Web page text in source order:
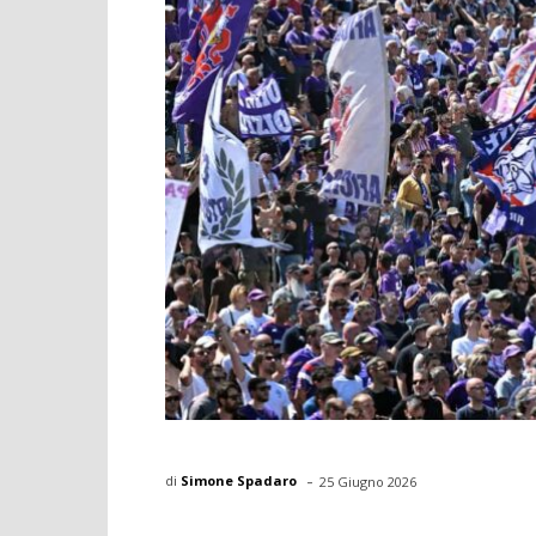
di Simone Spadaro - 25 Giugno 2026